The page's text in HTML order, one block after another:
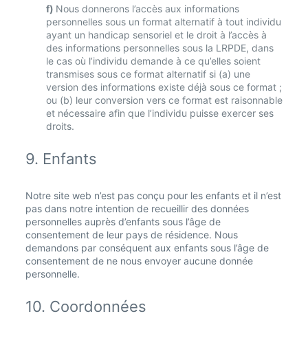
Nous donnerons l’accès aux informations
personnelles sous un format alternatif à tout individu
ayant un handicap sensoriel et le droit à l’accès à
des informations personnelles sous la LRPDE, dans
le cas où l’individu demande à ce qu’elles soient
transmises sous ce format alternatif si (a) une
version des informations existe déjà sous ce format ;
ou (b) leur conversion vers ce format est raisonnable
et nécessaire afin que l’individu puisse exercer ses
droits.
9. Enfants
Notre site web n’est pas conçu pour les enfants et il n’est
pas dans notre intention de recueillir des données
personnelles auprès d’enfants sous l’âge de
consentement de leur pays de résidence. Nous
demandons par conséquent aux enfants sous l’âge de
consentement de ne nous envoyer aucune donnée
personnelle.
10. Coordonnées